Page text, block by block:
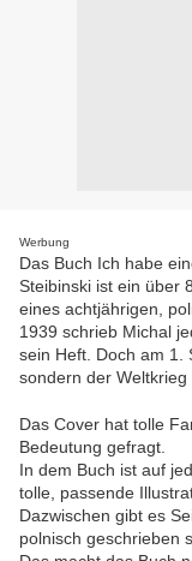
Werbung
Das Buch Ich habe
Steibinski ist ein über
eines achtjährigen,
1939 schrieb Michal
sein Heft. Doch am 1.
sondern der
Das Cover hat tolle
Bedeutung gefragt.
In dem Buch ist auf
tolle, passende
Dazwischen gibt es
polnisch geschrieben